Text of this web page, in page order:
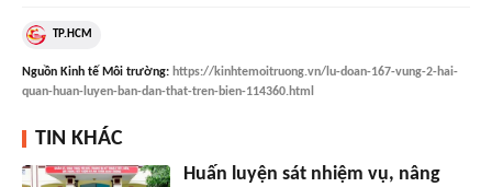
TP.HCM
Nguồn Kinh tế Môi trường: https://kinhtemoitruong.vn/lu-doan-167-vung-2-hai-
quan-huan-luyen-ban-dan-that-tren-bien-114360.html
TIN KHÁC
Huấn luyện sát nhiệm vụ, nâng